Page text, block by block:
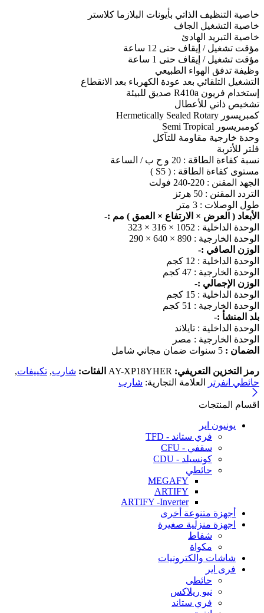
خاصية التنظيف الذاتي بأيونات البلازما كلاستر
خاصية التشغيل الجاف
خاصية التبريد الهادئ
مؤقت تشغيل / إيقاف حتى 12 ساعة
مؤقت تشغيل / إيقاف حتى 1 ساعة
وظيفة تدفق الهواء الطبيعي
التشغيل التلقائي بعد عودة الكهرباء بعد الانقطاع
إستخدام فريون R410a صديق للبيئة
تشخيص ذاتي للأعطال
كمبريسور Hermetically Sealed Rotary
كومبريسور Semi Tropical
وحدة خارجية مقاومة للتآكل
فلتر للأتربة
نسبة كفاءة الطاقة : 20 و ح ب / الساعة
مستوى كفاءة الطاقة : ( S5 )
الجهد المقنن : 220-240 فولت
التردد المقنن : 50 هرتز
طول الوصلات : 3 متر
الأبعاد ( العرض × الارتفاع × العمق ) مم :-
الوحدة الداخلية : 1052 × 316 × 323
الوحدة الخارجية : 890 × 640 × 290
الوزن الصافي :-
الوحدة الداخلية : 12 كجم
الوحدة الخارجية : 47 كجم
الوزن الإجمالي :-
الوحدة الداخلية : 15 كجم
الوحدة الخارجية : 51 كجم
بلد المنشأ :-
الوحدة الداخلية : تايلاند
الوحدة الخارجية : مصر
الضمان :
رمز التخزين التعريفي: AY-XP18YHER الفئات: شارب, تكييفات,
حائطي انفرتر
العلامة التجارية: شارب
اقسام المنتجات
يونيون اير
فري ستاند - TFD
سقفي - CFU
كونسيلد - CDU
حائطي
MEGAFY
ARTIFY
ARTIFY -Inverter
أجهزة متنوعة أخرى
اجهزة منزلية صغيرة
شفاط
مكواة
شاشات والكترونيات
فرى اير
حائطى
نيو ريلاكس
فري ستاند